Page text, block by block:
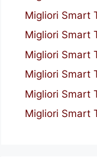
Migliori Smart
Migliori Smart
Migliori Smart
Migliori Smart
Migliori Smart
Migliori Smart